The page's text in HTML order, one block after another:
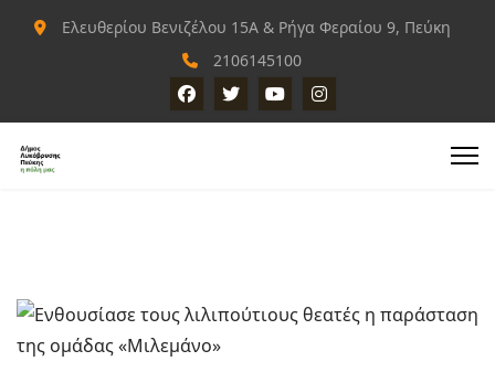
Ελευθερίου Βενιζέλου 15Α & Ρήγα Φεραίου 9, Πεύκη
2106145100